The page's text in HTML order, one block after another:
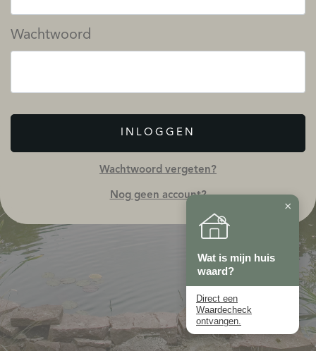
Wachtwoord
INLOGGEN
Wachtwoord vergeten?
Nog geen account?
×
Wat is mijn huis
waard?
Direct een
Waardecheck
ontvangen.